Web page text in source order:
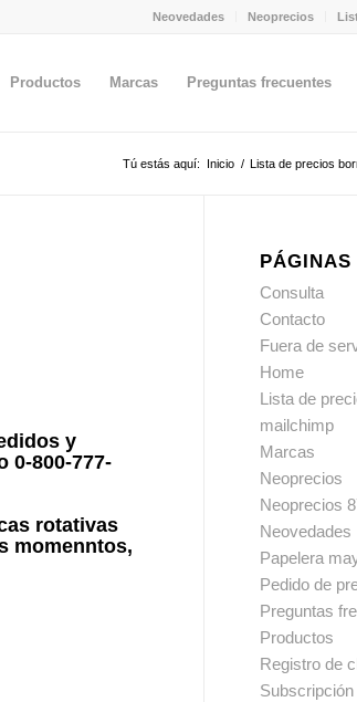
Neovedades Neoprecios
Productos Marcas Preguntas frecuentes
Tú estás aquí: Inicio / Lista de precios
y
0-800-777-
rotativas
momenntos,
PÁGINAS
Consulta
Contacto
Fuera de
Home
Lista de
mailchimp
Marcas
Neoprecios
Neoprecios
Neovedades
Papelera
Pedido de
Preguntas
Productos
Registro de